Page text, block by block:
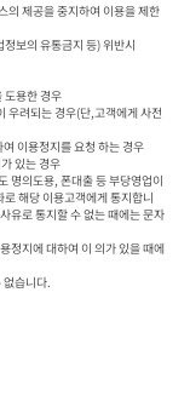
의 제공을 중지하여 이용을 제한
명의도용, 폰대출 등 부당영업이
해당 이용고객에게 통지합니
유로 통지할 수 없는 때에는 문자
정지에 대하여 이 의가 있을 때에
습니다.